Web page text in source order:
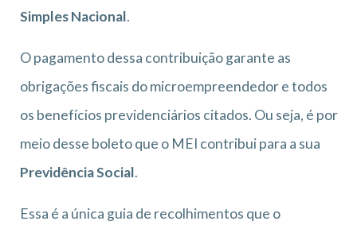
Simples Nacional.
O pagamento dessa contribuição garante as
obrigações fiscais do microempreendedor e todos
os benefícios previdenciários citados. Ou seja, é por
meio desse boleto que o MEI contribui para a sua
Previdência Social.
Essa é a única guia de recolhimentos que o